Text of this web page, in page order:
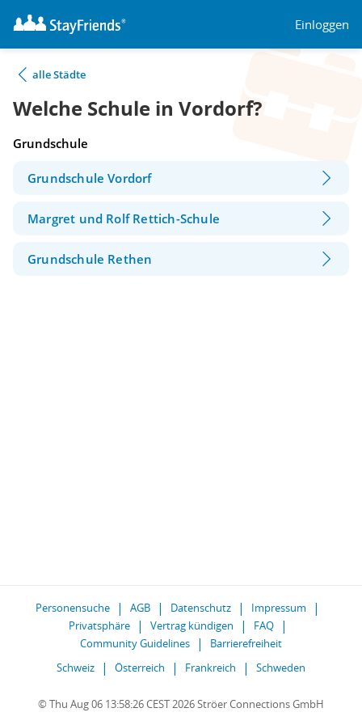
Einloggen
alle Städte
Welche Schule in Vordorf?
Grundschule
Grundschule Vordorf
Margret und Rolf Rettich-Schule
Grundschule Rethen
Personensuche AGB Datenschutz
Impressum
Privatsphäre
Vertrag kündigen
FAQ
Community Guidelines
Barrierefreiheit
Schweiz
Österreich Frankreich Schweden
© Thu Aug 06 13:58:26 CEST 2026 Ströer Connections GmbH